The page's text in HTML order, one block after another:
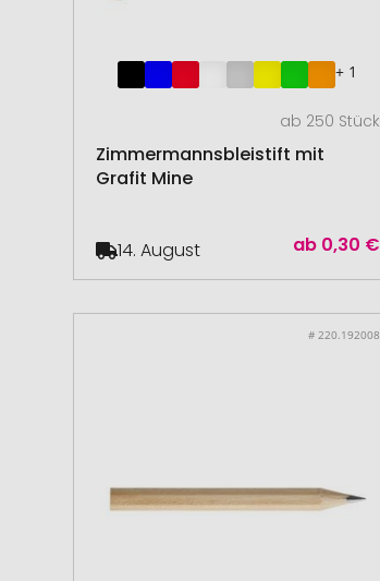
+ 1
ab 250 Stück
Zimmermannsbleistift mit
Grafit Mine
ab 0,30 €
14. August
# 220.192008